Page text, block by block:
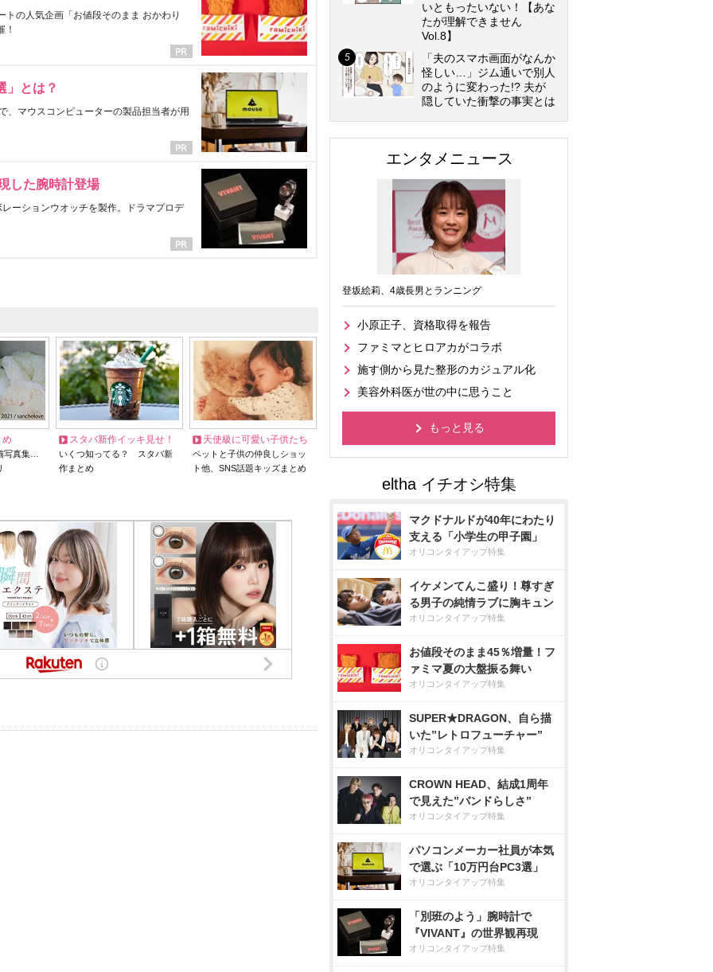
の人気企画「お値段そのまま おかわり
！
」とは？
、マウスコンピューターの製品担当者が用
した腕時計登場
ーションウオッチを製作。ドラマプロデ
め
写真集…
スタバ新作イッキ見せ！
いくつ知ってる？ スタバ新
作まとめ
天使級に可愛い子供たち
ペットと子供の仲良しショッ
ト他、SNS話題キッズまとめ
いともったいない！【あな
たが理解できません
Vol.8】
「夫のスマホ画面がなんか
怪しい…」ジム通いで別人
のように変わった!? 夫が
隠していた衝撃の事実とは
エンタメニュース
登坂絵莉、4歳長男とランニング
小原正子、資格取得を報告
ファミマとヒロアカがコラボ
施す側から見た整形のカジュアル化
美容外科医が世の中に思うこと
もっと見る
マクドナルドが40年にわたり
支える「小学生の甲子園」
オリコンタイアップ特集
イケメンてんこ盛り！尊すぎ
る男子の純情ラブに胸キュン
オリコンタイアップ特集
お値段そのまま45％増量！フ
ァミマ夏の大盤振る舞い
オリコンタイアップ特集
SUPER★DRAGON、自ら描
いた”レトロフューチャー”
オリコンタイアップ特集
CROWN HEAD、結成1周年
で見えた”バンドらしさ”
オリコンタイアップ特集
パソコンメーカー社員が本気
で選ぶ「10万円台PC3選」
オリコンタイアップ特集
「別班のよう」腕時計で
『VIVANT』の世界観再現
オリコンタイアップ特集